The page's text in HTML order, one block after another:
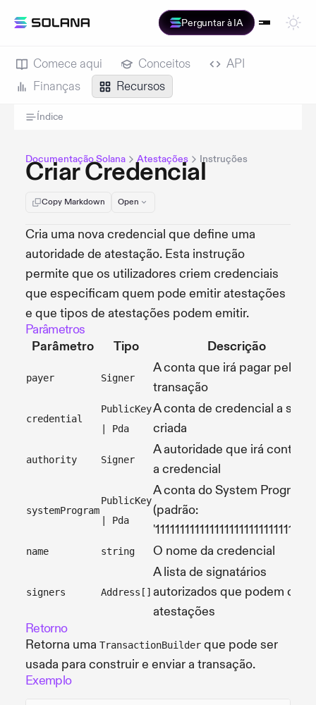
Perguntar à IA
Comece aqui Conceitos
API
Finanças
Recursos
Índice
Documentação Solana Atestações Instruções
Criar Credencial
Copy Markdown Open
Cria uma nova credencial que define uma
autoridade de atestação. Esta instrução
permite que os utilizadores criem credenciais
que especificam quem pode emitir atestações
e que tipos de atestações podem emitir.
Parâmetros
Parâmetro
Tipo Descrição
payer Signer
A conta que irá pagar pela
transação
credential
PublicKey
| Pda
A conta de credencial a ser
criada
authority Signer
A autoridade que irá controlar
a credencial
systemProgram
PublicKey
| Pda
A conta do System Program
(padrão:
name string O nome da credencial
signers Address[]
A lista de signatários
autorizados que podem criar
atestações
Retorno
Retorna uma TransactionBuilder que pode ser
usada para construir e enviar a transação.
Exemplo